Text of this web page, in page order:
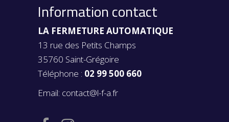
Information contact
LA FERMETURE AUTOMATIQUE
13 rue des Petits Champs
35760 Saint-Grégoire
Téléphone : 02 99 500 660
Email: contact@l-f-a.fr